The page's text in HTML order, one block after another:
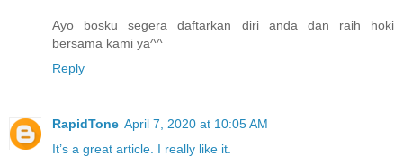
Ayo bosku segera daftarkan diri anda dan raih hoki
bersama kami ya^^
Reply
RapidTone April 7, 2020 at 10:05 AM
It’s a great article. I really like it.